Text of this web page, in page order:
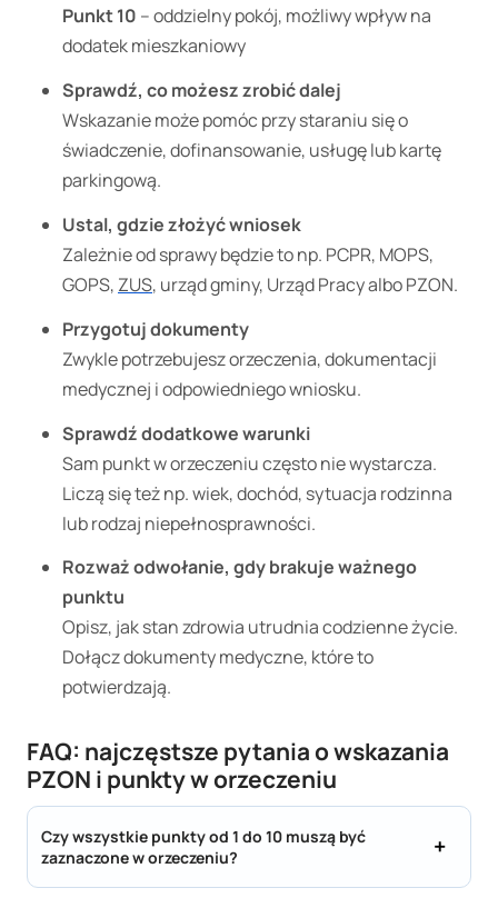
Punkt 10 – oddzielny pokój, możliwy wpływ na
dodatek mieszkaniowy
Sprawdź, co możesz zrobić dalej
Wskazanie może pomóc przy staraniu się o
świadczenie, dofinansowanie, usługę lub kartę
parkingową.
Ustal, gdzie złożyć wniosek
Zależnie od sprawy będzie to np. PCPR, MOPS,
GOPS, ZUS, urząd gminy, Urząd Pracy albo PZON.
Przygotuj dokumenty
Zwykle potrzebujesz orzeczenia, dokumentacji
medycznej i odpowiedniego wniosku.
Sprawdź dodatkowe warunki
Sam punkt w orzeczeniu często nie wystarcza.
Liczą się też np. wiek, dochód, sytuacja rodzinna
lub rodzaj niepełnosprawności.
Rozważ odwołanie, gdy brakuje ważnego
punktu
Opisz, jak stan zdrowia utrudnia codzienne życie.
Dołącz dokumenty medyczne, które to
potwierdzają.
FAQ: najczęstsze pytania o wskazania
PZON i punkty w orzeczeniu
Czy wszystkie punkty od 1 do 10 muszą być
zaznaczone w orzeczeniu?